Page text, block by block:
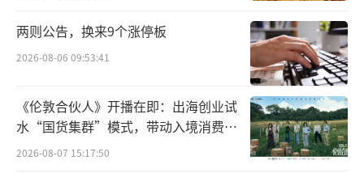
理想表示，新定购用户及已定购未交付的
用户均可享受新价格，目前定购还可享受价值1
同时，理想汽车表示，也将为2024款理想L
7、理想L8、理想L9及理想MEGA的已提车车主
提供现金回馈，并将通过理想汽车App推送现
两则公告，换来9个涨停板
2026-08-06 09:53:41
《伦敦合伙人》开播在即：出海创业试
水“国货集群”模式，带动入境消费反
向种草
2026-08-07 15:17:50